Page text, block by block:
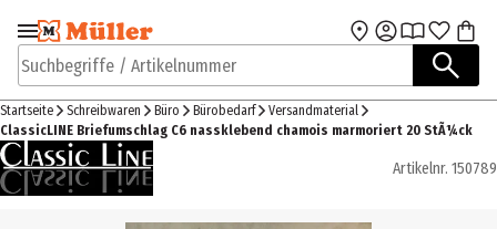
Zur Navigation
springen
Zum Hauptinhalt
Suchbegriffe / Artikelnummer
Startseite Schreibwaren Büro Bürobedarf
Versandmaterial
ClassicLINE Briefumschlag C6 nassklebend chamois marmoriert 20 StÃ¼ck
Artikelnr. 150789